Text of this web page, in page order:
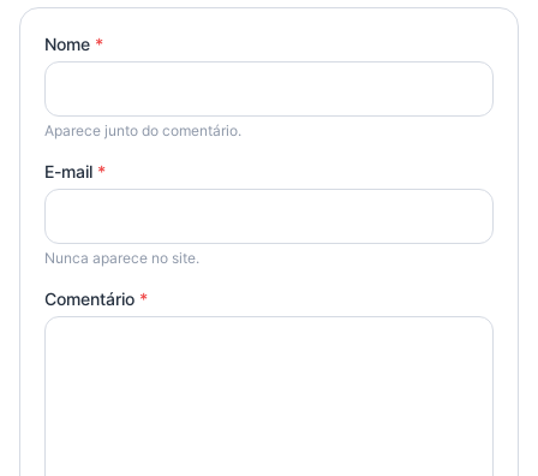
Nome *
Aparece junto do comentário.
E-mail *
Nunca aparece no site.
Comentário *